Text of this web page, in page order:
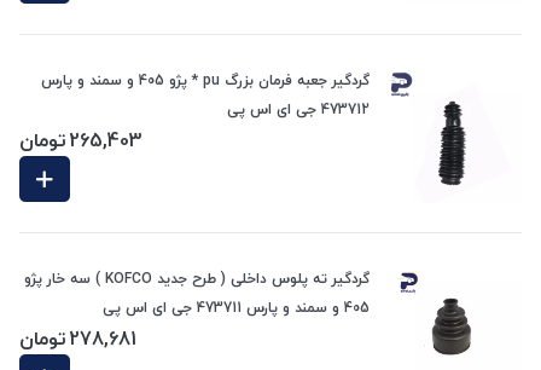
گردگیر جعبه فرمان بزرگ pu * پژو 405 و سمند و پارس
473712 جی ای اس پی
265,403تومان
گردگیر ته پلوس داخلی ( طرح جدید KOFCO ) سه خار پژو
405 و سمند و پارس 473711 جی ای اس پی
278,681تومان